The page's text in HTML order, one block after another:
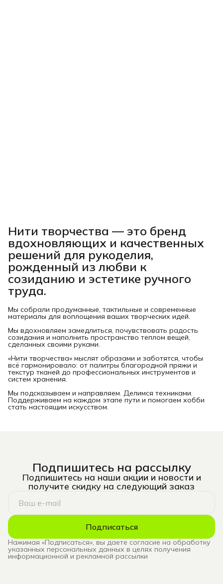
Нити творчества — это бренд
вдохновляющих и качественных
решений для рукоделия,
рожденный из любви к
созиданию и эстетике ручного
труда.
Мы собрали продуманные, тактильные и современные
материалы для воплощения ваших творческих идей.
Мы вдохновляем замедлиться, почувствовать радость
созидания и наполнить пространство теплом вещей,
сделанных своими руками.
«Нити творчества» мыслят образами и заботятся, чтобы
всё гармонировало: от палитры благородной пряжи и
текстур тканей до профессиональных инструментов и
систем хранения.
Мы подсказываем и направляем. Делимся техниками.
Поддерживаем на каждом этапе пути и помогаем хобби
стать настоящим искусством.
Подпишитесь на рассылку
Подпишитесь на наши акции и новости и
получите скидку на следующий заказ
Подписаться
Нажимая «Подписаться», вы даете согласие на обработку
указанных персональных данных в целях получения
информационной и рекламной рассылки